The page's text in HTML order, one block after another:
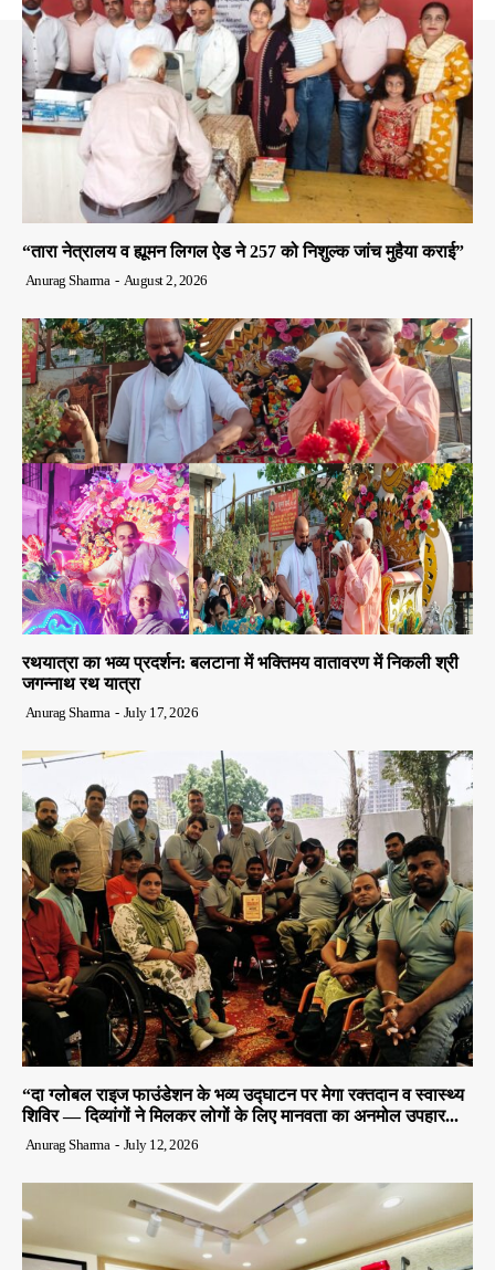
“तारा नेत्रालय व ह्यूमन लिगल ऐड ने 257 को निशुल्क जांच मुहैया कराई”
Anurag Sharma - August 2, 2026
रथयात्रा का भव्य प्रदर्शन: बलटाना में भक्तिमय वातावरण में निकली श्री
जगन्नाथ रथ यात्रा
Anurag Sharma - July 17, 2026
“दा ग्लोबल राइज फाउंडेशन के भव्य उद्घाटन पर मेगा रक्तदान व स्वास्थ्य
शिविर — दिव्यांगों ने मिलकर लोगों के लिए मानवता का अनमोल उपहार...
Anurag Sharma - July 12, 2026